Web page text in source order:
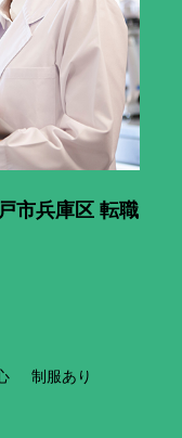
市兵庫区 転職
制服あり